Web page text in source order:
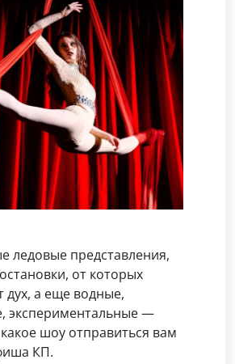
ледовые представления,
от которых
дух, а еще водные,
экспериментальные —
шоу отправиться вам
КП.